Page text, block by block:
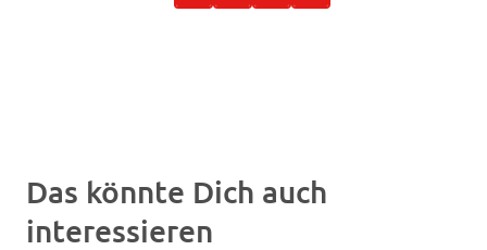
Das könnte Dich auch
interessieren